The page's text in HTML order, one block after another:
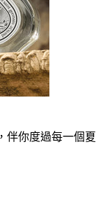
伴你度過每一個夏